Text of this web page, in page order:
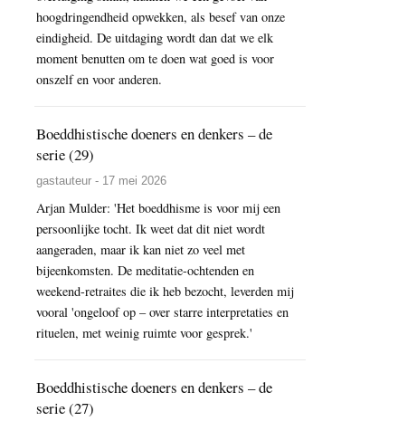
hoogdringendheid opwekken, als besef van onze
eindigheid. De uitdaging wordt dan dat we elk
moment benutten om te doen wat goed is voor
onszelf en voor anderen.
Boeddhistische doeners en denkers – de
serie (29)
gastauteur - 17 mei 2026
Arjan Mulder: 'Het boeddhisme is voor mij een
persoonlijke tocht. Ik weet dat dit niet wordt
aangeraden, maar ik kan niet zo veel met
bijeenkomsten. De meditatie-ochtenden en
weekend-retraites die ik heb bezocht, leverden mij
vooral 'ongeloof op – over starre interpretaties en
rituelen, met weinig ruimte voor gesprek.'
Boeddhistische doeners en denkers – de
serie (27)